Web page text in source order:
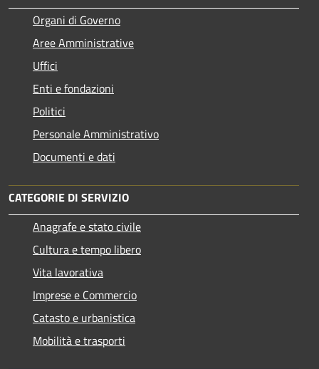
Organi di Governo
Aree Amministrative
Uffici
Enti e fondazioni
Politici
Personale Amministrativo
Documenti e dati
CATEGORIE DI SERVIZIO
Anagrafe e stato civile
Cultura e tempo libero
Vita lavorativa
Imprese e Commercio
Catasto e urbanistica
Mobilità e trasporti